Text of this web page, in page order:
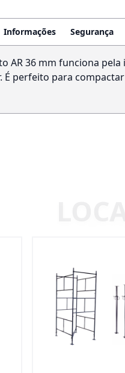
Informações Segurança
AR 36 mm funciona
É perfeito para